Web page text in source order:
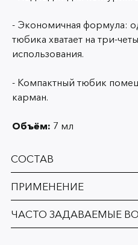
- Экономичная формула:
тюбика хватает на три-
использования.
- Компактный тюбик
карман.
Объём: 7 мл
СОСТАВ
ПРИМЕНЕНИЕ
ЧАСТО ЗАДАВАЕМЫЕ